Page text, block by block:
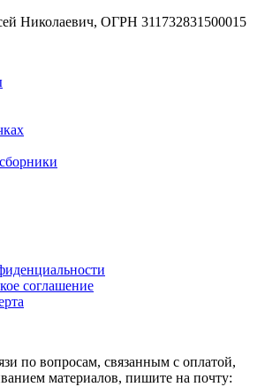
Николаевич, ОГРН 311732831500015
соглашение
по вопросам, связанным с оплатой,
материалов, пишите на почту: